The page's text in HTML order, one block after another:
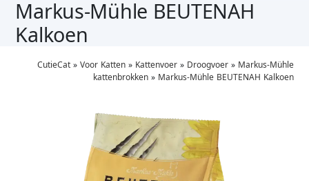
Markus-Mühle BEUTENAH
Kalkoen
CutieCat» Voor Katten» Kattenvoer» Droogvoer» Markus-Mühle
kattenbrokken» Markus-Mühle BEUTENAH Kalkoen